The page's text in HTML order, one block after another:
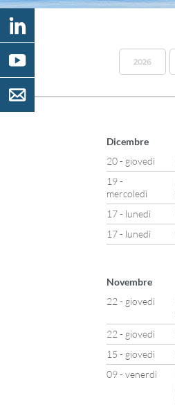
2026
Dicembre
20 - giovedì
19 -
mercoledì
17 - lunedì
17 - lunedì
Novembre
22 - giovedì
22 - giovedì
15 - giovedì
09 - venerdì